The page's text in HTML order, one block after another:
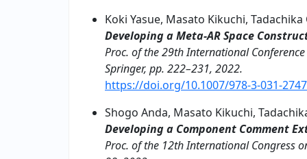
Koki Yasue, Masato Kikuchi,
Developing a Meta-AR Space
Proc. of the 29th International Conference
Springer, pp. 222–231, 2022.
https://doi.org/10.1007/978-3-031-
Shogo Anda, Masato Kikuchi,
Developing a Component Comment
Proc. of the 12th International Congress